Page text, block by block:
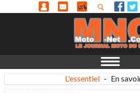
L'essentiel - En